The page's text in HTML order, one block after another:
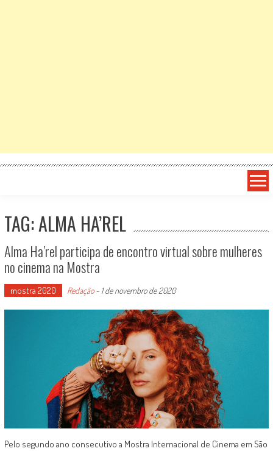
TAG: ALMA HA’REL
Alma Ha’rel participa de encontro virtual sobre mulheres
no cinema na Mostra
mostra 2020 Redação- 1 de novembro de 2020
Pelo segundo ano consecutivo a Mostra Internacional de Cinema em São